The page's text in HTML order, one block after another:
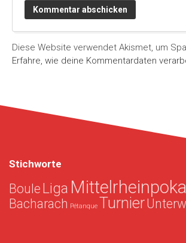
Diese Website verwendet Akismet, um
Erfahre, wie deine Kommentardaten
Stichworte
Boule Liga Mittelrheinpokal
Bacharach Pétanque Turnier